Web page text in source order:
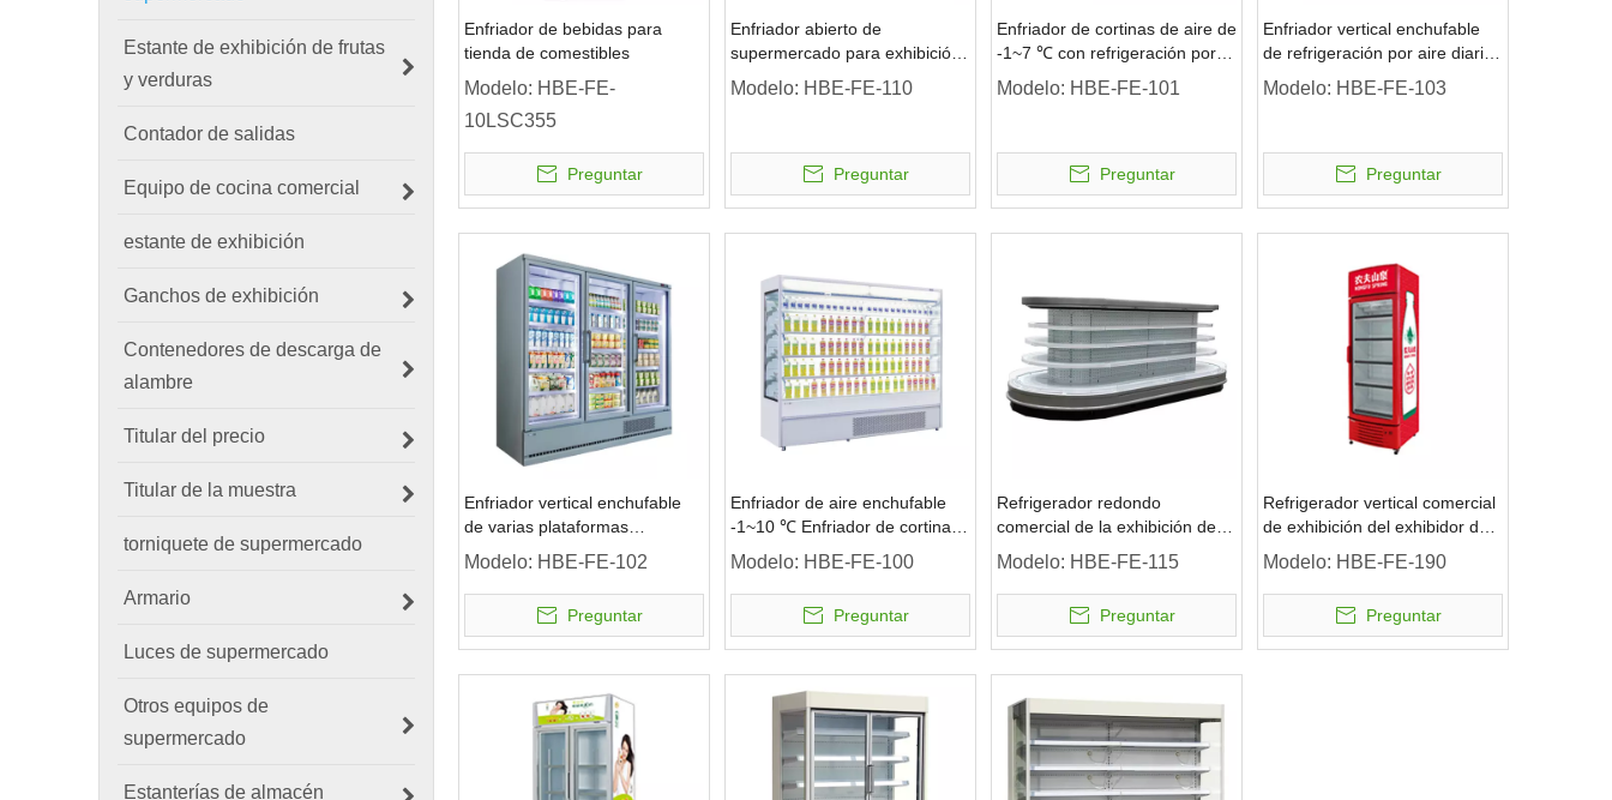
Estante de exhibición de frutas
y verduras
Contador de salidas
Equipo de cocina comercial
estante de exhibición
Ganchos de exhibición
Contenedores de descarga de
alambre
Titular del precio
Titular de la muestra
torniquete de supermercado
Armario
Luces de supermercado
Otros equipos de
supermercado
Estanterías de almacén
Enfriador de bebidas para
tienda de comestibles
Modelo: HBE-FE-
10LSC355
Preguntar
Enfriador abierto de
supermercado para exhibición
de frutas y verduras
Modelo: HBE-FE-110
Preguntar
Enfriador de cortinas de aire de
-1~7 ℃ con refrigeración por
aire diaria de varias
plataformas vertical remota sin
Modelo: HBE-FE-101
Preguntar
Enfriador vertical enchufable
de refrigeración por aire diaria
de varias plataformas de 1 a
10 ℃ con puerta de vidrio y
Modelo: HBE-FE-103
Preguntar
Enfriador vertical enchufable
de varias plataformas
refrigerado diariamente -1~7 ℃
con puerta de vidrio
Modelo: HBE-FE-102
Preguntar
Enfriador de aire enchufable
-1~10 ℃ Enfriador de cortinas
de aire sin puerta
Modelo: HBE-FE-100
Preguntar
Refrigerador redondo
comercial de la exhibición de la
isla de Multideck del
supermercado
Modelo: HBE-FE-115
Preguntar
Refrigerador vertical comercial
de exhibición del exhibidor de
una sola puerta de vidrio
Modelo: HBE-FE-190
Preguntar